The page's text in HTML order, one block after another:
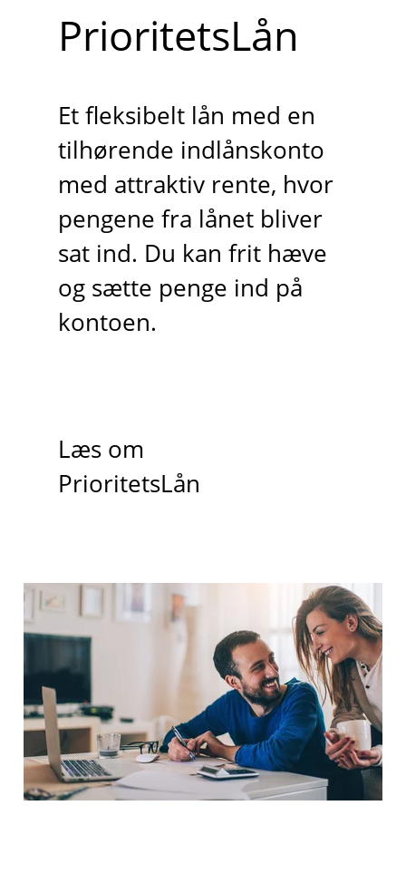
PrioritetsLån
Et fleksibelt lån med en
tilhørende indlånskonto
med attraktiv rente, hvor
pengene fra lånet bliver
sat ind. Du kan frit hæve
og sætte penge ind på
kontoen.
Læs om
PrioritetsLån